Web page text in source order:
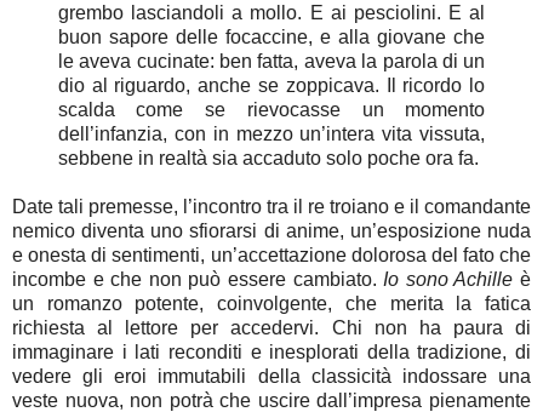
grembo lasciandoli a mollo. E ai pesciolini. E al
buon sapore delle focaccine, e alla giovane che
le aveva cucinate: ben fatta, aveva la parola di un
dio al riguardo, anche se zoppicava. Il ricordo lo
scalda come se rievocasse un momento
dell’infanzia, con in mezzo un’intera vita vissuta,
sebbene in realtà sia accaduto solo poche ora fa.
Date tali premesse, l’incontro tra il re troiano e il comandante
nemico diventa uno sfiorarsi di anime, un’esposizione nuda
e onesta di sentimenti, un’accettazione dolorosa del fato che
incombe e che non può essere cambiato. Io sono Achille è
un romanzo potente, coinvolgente, che merita la fatica
richiesta al lettore per accedervi. Chi non ha paura di
immaginare i lati reconditi e inesplorati della tradizione, di
vedere gli eroi immutabili della classicità indossare una
veste nuova, non potrà che uscire dall’impresa pienamente